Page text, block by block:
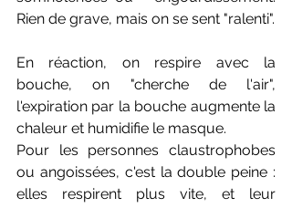
Rien de grave, mais on se sent "ralenti".
En réaction, on respire avec la
bouche, on "cherche de l'air",
l'expiration par la bouche augmente la
chaleur et humidifie le masque.
Pour les personnes claustrophobes
ou angoissées, c'est la double peine :
elles respirent plus vite, et leur